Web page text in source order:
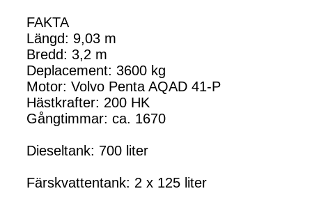
FAKTA
Längd: 9,03 m
Bredd: 3,2 m
Deplacement: 3600 kg
Motor: Volvo Penta AQAD 41-P
Hästkrafter: 200 HK
Gångtimmar: ca. 1670
Dieseltank: 700 liter
Färskvattentank: 2 x 125 liter